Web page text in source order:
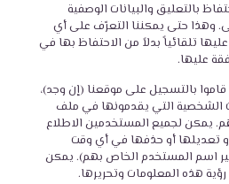
بالتعليق والبيانات الوصفية
وهذا حتى يمكننا التعرّف على أي
تلقائياً بدلاً من الاحتفاظ بها في
عليها.
بالتسجيل على موقعنا (إن وجد)،
الشخصية التي يقدمونها في ملف
يمكن لجميع المستخدمين الاطلاع
تعديلها أو حذفها في أي وقت
اسم المستخدم الخاص بهم). يمكن
هذه المعلومات وتحريرها.